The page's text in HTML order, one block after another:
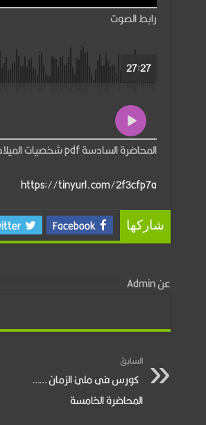
رابط الصوت
27:27
المحاضرة السادسة pdf شخصيات الميلاد
https://tinyurl.com/2f3cfp7a
شاركها Facebook
عن Admin
السابق
كورس فى ملئ الزمان ……
المحاضرة الخامسة